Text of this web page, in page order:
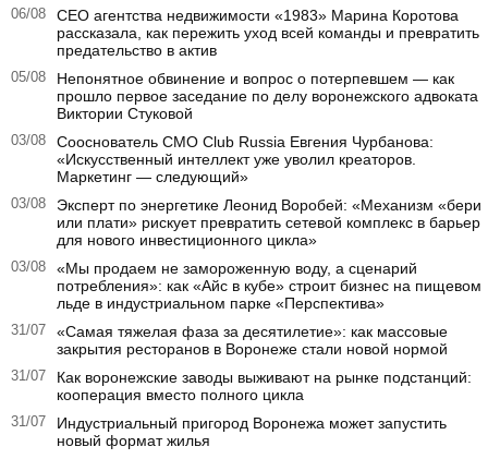
06/08
CEO агентства недвижимости «1983» Марина Коротова
рассказала, как пережить уход всей команды и превратить
предательство в актив
05/08
Непонятное обвинение и вопрос о потерпевшем — как
прошло первое заседание по делу воронежского адвоката
Виктории Стуковой
03/08
Сооснователь CMO Club Russia Евгения Чурбанова:
«Искусственный интеллект уже уволил креаторов.
Маркетинг — следующий»
03/08
Эксперт по энергетике Леонид Воробей: «Механизм «бери
или плати» рискует превратить сетевой комплекс в барьер
для нового инвестиционного цикла»
03/08
«Мы продаем не замороженную воду, а сценарий
потребления»: как «Айс в кубе» строит бизнес на пищевом
льде в индустриальном парке «Перспектива»
31/07
«Самая тяжелая фаза за десятилетие»: как массовые
закрытия ресторанов в Воронеже стали новой нормой
31/07
Как воронежские заводы выживают на рынке подстанций:
кооперация вместо полного цикла
31/07
Индустриальный пригород Воронежа может запустить
новый формат жилья